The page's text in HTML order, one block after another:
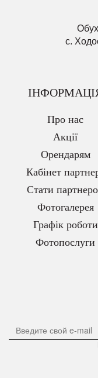
с.
Про нас
Акції
Орендарям
Кабінет
Стати
Фотогалерея
Графік роботи
Фотопослуги